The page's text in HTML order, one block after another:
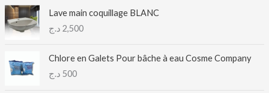
Lave main coquillage BLANC
2,500 د.ج
Chlore en Galets Pour bâche à eau Cosme Company
500 د.ج